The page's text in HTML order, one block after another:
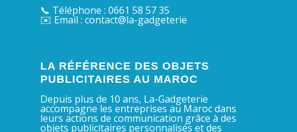
📞 Téléphone : 0661 58 57 35
✉️ Email : contact@la-gadgeterie
LA RÉFÉRENCE DES OBJETS
PUBLICITAIRES AU MAROC
Depuis plus de 10 ans, La-Gadgeterie
accompagne les entreprises au Maroc dans
leurs actions de communication grâce à des
objets publicitaires personnalisés et des